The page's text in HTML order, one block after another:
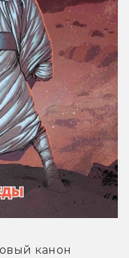
канон